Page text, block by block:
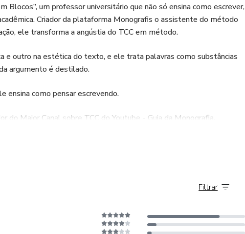
Blocos”, um professor universitário que não só ensina como escrever,
Criador da plataforma Monografis o assistente do método
ele transforma a angústia do TCC em método.
e outro na estética do texto, e ele trata palavras como substâncias
argumento é destilado.
ensina como pensar escrevendo.
do Maior Canal sobre TCC do Youtube - Guia da Monografia.
Filtrar